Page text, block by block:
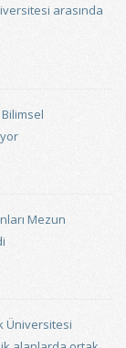
arasında
Mezun
Üniversitesi